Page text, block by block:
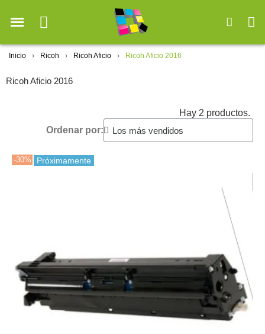
Inicio Ricoh Ricoh Aficio Ricoh Aficio 2016
Ricoh Aficio 2016
Hay 2 productos.
Ordenar por:
-30% Próximamente